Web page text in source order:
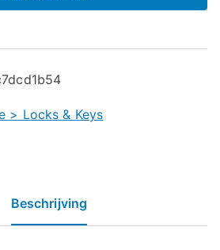
> Locks & Keys
Beschrijving